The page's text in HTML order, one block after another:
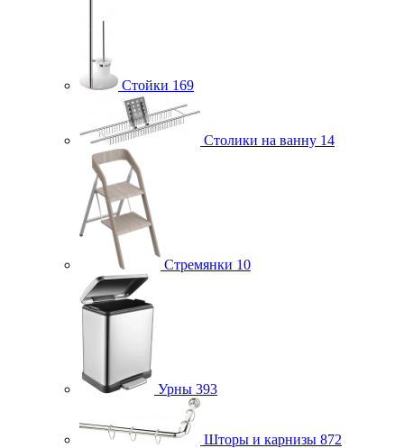
Стойки 169
Столики на ванну 14
Стремянки 10
Урны 393
Шторы и карнизы 872